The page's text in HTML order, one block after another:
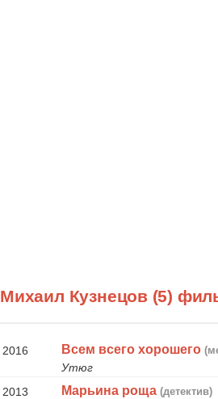
Михаил Кузнецов (5)
2016 Всем всего хорошего
Утюг
2013
Марьина роща (детектив)